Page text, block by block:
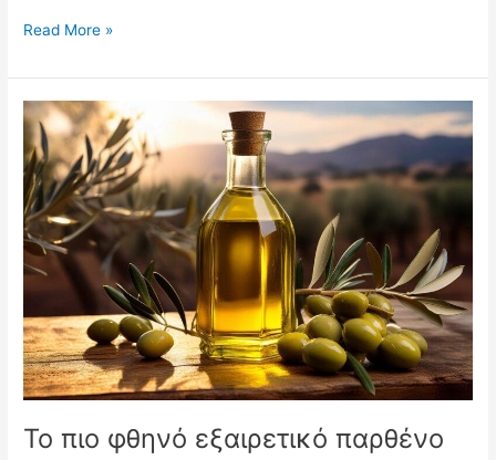
Το
φθηνό
ρολό
χαρτί
κουζίνας
Read More »
Το πιο φθηνό εξαιρετικό παρθένο